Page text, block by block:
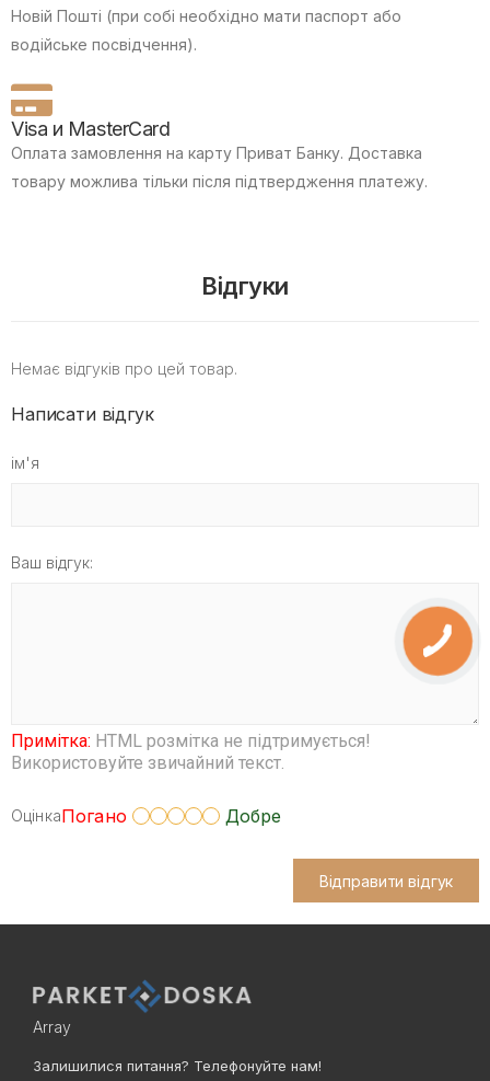
Новій Пошті (при собі необхідно мати паспорт або
водійське посвідчення).
Visa и MasterCard
Оплата замовлення на карту Приват Банку. Доставка
товару можлива тільки після підтвердження платежу.
Відгуки
Немає відгуків про цей товар.
Написати відгук
ім'я
Ваш відгук:
Примітка: HTML розмітка не підтримується!
Використовуйте звичайний текст.
ОцінкаПогано Добре
Відправити відгук
Array
Залишилися питання? Телефонуйте нам!